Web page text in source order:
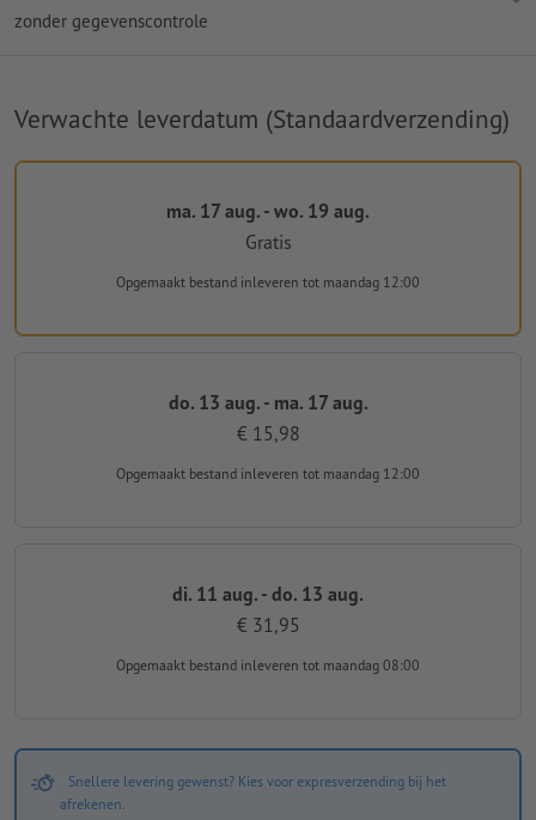
zonder gegevenscontrole
Verwachte leverdatum (Standaardverzending)
ma. 17 aug. - wo. 19 aug.
Gratis
Opgemaakt bestand inleveren tot maandag 12:00
do. 13 aug. - ma. 17 aug.
€ 15,98
Opgemaakt bestand inleveren tot maandag 12:00
di. 11 aug. - do. 13 aug.
€ 31,95
Opgemaakt bestand inleveren tot maandag 08:00
Snellere levering gewenst? Kies voor expresverzending bij het
afrekenen.